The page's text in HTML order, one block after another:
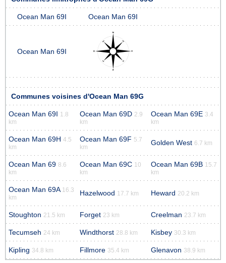
Ocean Man 69I Ocean Man 69I
Ocean Man 69I
Communes voisines d'Ocean Man 69G
Ocean Man 69I 1.8
km
Ocean Man 69D 2.9
km
Ocean Man 69E 3.4
km
Ocean Man 69H 4.5
km
Ocean Man 69F 5.7
km
Golden West 6.7 km
Ocean Man 69 8.6
km
Ocean Man 69C 10
km
Ocean Man 69B 15.7
km
Ocean Man 69A 16.3
km
Hazelwood 17.7 km Heward 20.2 km
Stoughton 21.5 km Forget 23 km Creelman 23.7 km
Tecumseh 24 km Windthorst 28.8 km Kisbey 30.3 km
Kipling 34.8 km Fillmore 35.4 km Glenavon 38.9 km